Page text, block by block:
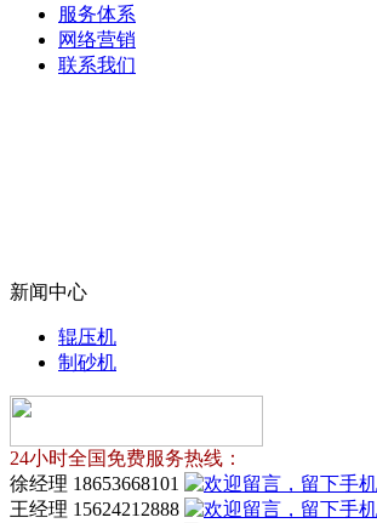
服务体系
网络营销
联系我们
新闻中心
辊压机
制砂机
24小时全国免费服务热线：
徐经理 18653668101
王经理 15624212888